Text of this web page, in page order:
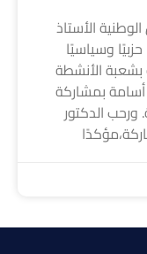
الأستاذ
حزبيًا وسياسيًا
الأنشطة
أسامة بمشاركة
ورحب الدكتور